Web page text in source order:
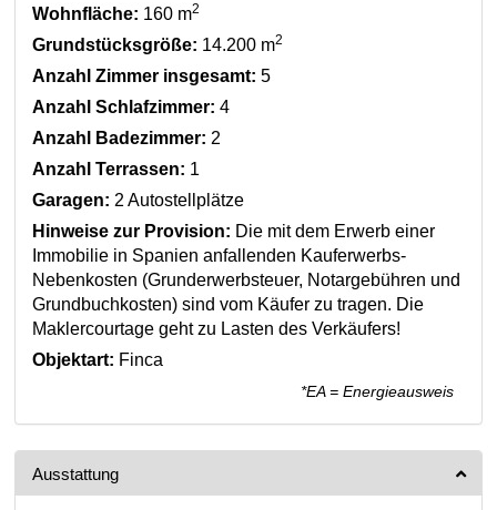
Wohnfläche: 160 m2
Grundstücksgröße: 14.200 m2
Anzahl Zimmer insgesamt: 5
Anzahl Schlafzimmer: 4
Anzahl Badezimmer: 2
Anzahl Terrassen: 1
Garagen: 2 Autostellplätze
Hinweise zur Provision: Die mit dem Erwerb einer
Immobilie in Spanien anfallenden Kauferwerbs-
Nebenkosten (Grunderwerbsteuer, Notargebühren und
Grundbuchkosten) sind vom Käufer zu tragen. Die
Maklercourtage geht zu Lasten des Verkäufers!
Objektart: Finca
*EA = Energieausweis
Ausstattung